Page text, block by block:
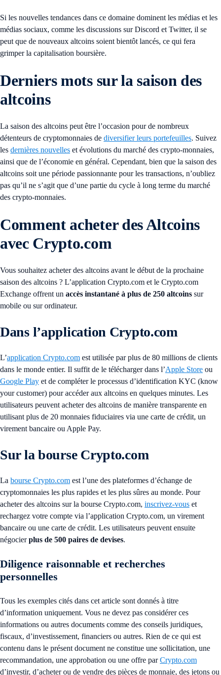
Si les nouvelles tendances dans ce domaine dominent les médias et les
médias sociaux, comme les discussions sur Discord et Twitter, il se
peut que de nouveaux altcoins soient bientôt lancés, ce qui fera
grimper la capitalisation boursière.
Derniers mots sur la saison des
altcoins
La saison des altcoins peut être l’occasion pour de nombreux
détenteurs de cryptomonnaies de diversifier leurs portefeuilles. Suivez
les dernières nouvelles et évolutions du marché des crypto-monnaies,
ainsi que de l’économie en général. Cependant, bien que la saison des
altcoins soit une période passionnante pour les transactions, n’oubliez
pas qu’il ne s’agit que d’une partie du cycle à long terme du marché
des crypto-monnaies.
Comment acheter des Altcoins
avec Crypto.com
Vous souhaitez acheter des altcoins avant le début de la prochaine
saison des altcoins ? L’application Crypto.com et le Crypto.com
Exchange offrent un accès instantané à plus de 250 altcoins sur
mobile ou sur ordinateur.
Dans l’application Crypto.com
L’application Crypto.com est utilisée par plus de 80 millions de clients
dans le monde entier. Il suffit de le télécharger dans l’Apple Store ou
Google Play et de compléter le processus d’identification KYC (know
your customer) pour accéder aux altcoins en quelques minutes. Les
utilisateurs peuvent acheter des altcoins de manière transparente en
utilisant plus de 20 monnaies fiduciaires via une carte de crédit, un
virement bancaire ou Apple Pay.
Sur la bourse Crypto.com
La bourse Crypto.com est l’une des plateformes d’échange de
cryptomonnaies les plus rapides et les plus sûres au monde. Pour
acheter des altcoins sur la bourse Crypto.com, inscrivez-vous et
rechargez votre compte via l’application Crypto.com, un virement
bancaire ou une carte de crédit. Les utilisateurs peuvent ensuite
négocierplus de 500 paires de devises.
Diligence raisonnable et recherches
personnelles
Tous les exemples cités dans cet article sont donnés à titre
d’information uniquement. Vous ne devez pas considérer ces
informations ou autres documents comme des conseils juridiques,
fiscaux, d’investissement, financiers ou autres. Rien de ce qui est
contenu dans le présent document ne constitue une sollicitation, une
recommandation, une approbation ou une offre parCrypto.com
d’investir, d’acheter ou de vendre des pièces de monnaie, des jetons ou